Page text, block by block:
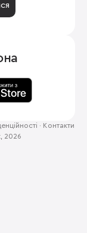
· Контакти
2026